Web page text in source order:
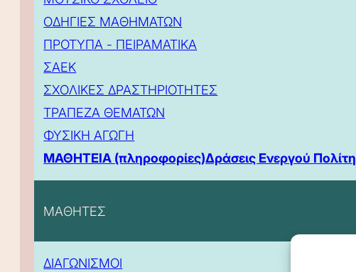
ΟΔΗΓΙΕΣ ΜΑΘΗΜΑΤΩΝ
ΠΡΟΤΥΠΑ - ΠΕΙΡΑΜΑΤΙΚΑ
ΣΑΕΚ
ΣΧΟΛΙΚΕΣ ΔΡΑΣΤΗΡΙΟΤΗΤΕΣ
ΤΡΑΠΕΖΑ ΘΕΜΑΤΩΝ
ΦΥΣΙΚΗ ΑΓΩΓΗ
ΜΑΘΗΤΕΙΑ (πληροφορίες)Δράσεις Ενεργού Πολίτη
ΜΑΘΗΤΕΣ
ΔΙΑΓΩΝΙΣΜΟΙ